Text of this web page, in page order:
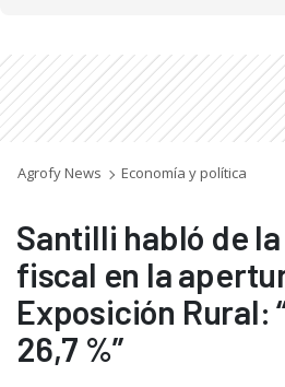
Agrofy News Economía y política
Santilli habló de
fiscal en la
Exposición Rural:
26,7 %”